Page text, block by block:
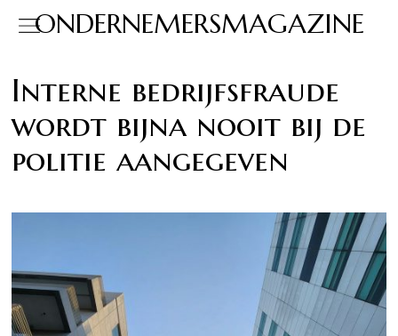
ONDERNEMERSMAGAZINE
Interne bedrijfsfraude
wordt bijna nooit bij de
politie aangegeven